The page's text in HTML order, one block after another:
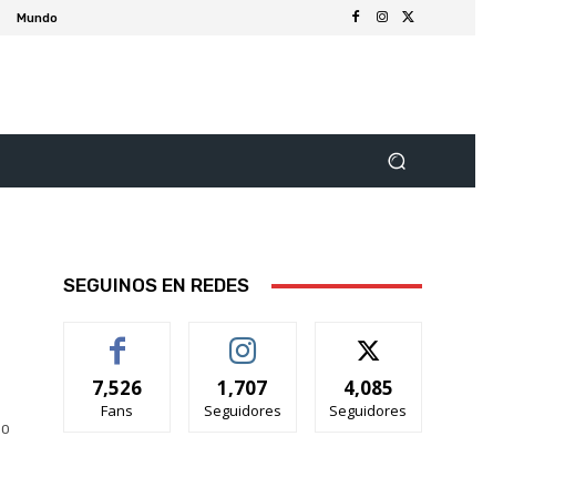
Mundo
0
SEGUINOS EN REDES
7,526
Fans
1,707
Seguidores
4,085
Seguidores